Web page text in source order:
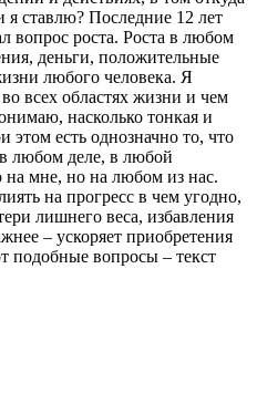
ставлю? Последние 12 лет
вопрос роста. Роста в любом
деньги, положительные
любого человека. Я
всех областях жизни и чем
насколько тонкая и
этом есть однозначно то, что
в любом деле, в любой
на мне, но на любом из нас.
на прогресс в чем угодно,
лишнего веса, избавления
– ускоряет приобретения
подобные вопросы – текст